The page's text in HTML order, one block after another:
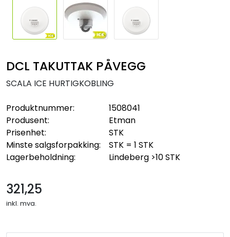
DCL TAKUTTAK PÅVEGG
SCALA ICE HURTIGKOBLING
Produktnummer:
1508041
Produsent:
Etman
Prisenhet:
STK
Minste salgsforpakking:
STK = 1 STK
Lagerbeholdning:
Lindeberg >10 STK
321,25
inkl. mva.